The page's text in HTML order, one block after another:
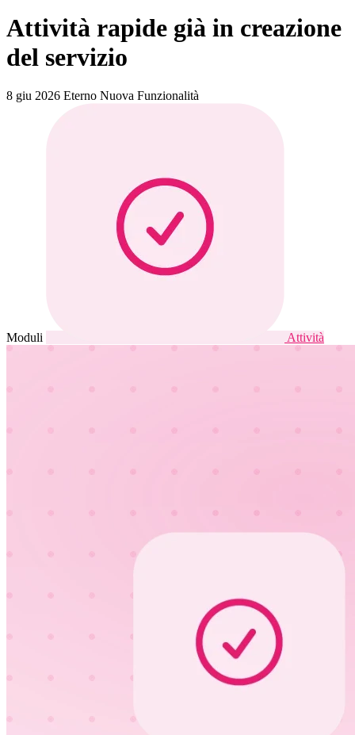
Attività rapide già in creazione
del servizio
8 giu 2026 Eterno Nuova Funzionalità
Moduli Attività